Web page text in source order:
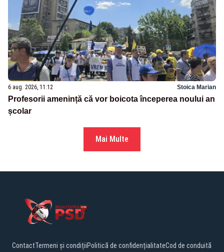
6 aug. 2026, 11:12 Stoica Marian
Profesorii amenință că vor boicota începerea noului an
școlar
Mai Multe
ContactTermeni și condițiiPolitică de confidențialitateCod de conduită